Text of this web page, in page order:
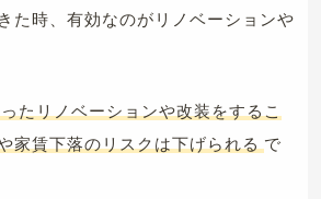
た時、有効なのがリノベーションや
たリノベーションや改装をするこ
家賃下落のリスクは下げられる で